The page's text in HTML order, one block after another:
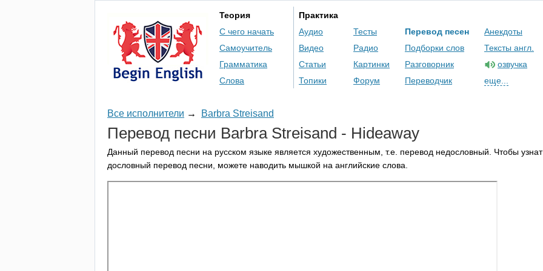
Теория
С чего начать
Самоучитель
Грамматика
Слова
Практика
Аудио
Видео
Статьи
Топики
Тесты
Радио
Картинки
Форум
Перевод песен
Подборки слов
Разговорник
Переводчик
Анекдоты
Тексты англ.
озвучка
еще...
Все исполнители → Barbra Streisand
Перевод песни Barbra Streisand - Hideaway
Данный перевод песни на русском языке является художественным, т.е. перевод недословный. Чтобы
дословный перевод песни, можете наводить мышкой на английские слова.